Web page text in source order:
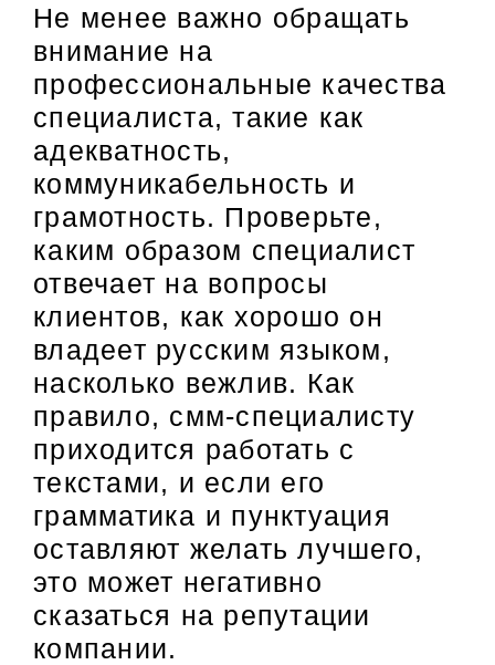
Не менее важно обращать
внимание на
профессиональные качества
специалиста, такие как
адекватность,
коммуникабельность и
грамотность. Проверьте,
каким образом специалист
отвечает на вопросы
клиентов, как хорошо он
владеет русским языком,
насколько вежлив. Как
правило, смм-специалисту
приходится работать с
текстами, и если его
грамматика и пунктуация
оставляют желать лучшего,
это может негативно
сказаться на репутации
компании.